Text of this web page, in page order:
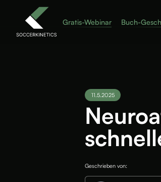
Gratis-Webinar Buch-
11.5.2025
Geschrieben von: